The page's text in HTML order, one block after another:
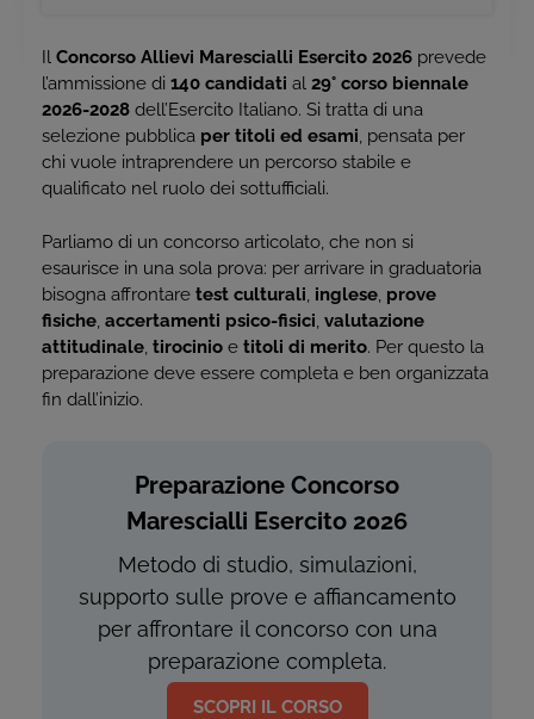
Il Concorso Allievi Marescialli Esercito 2026 prevede
l’ammissione di 140 candidati al 29° corso biennale
2026-2028 dell’Esercito Italiano. Si tratta di una
selezione pubblica per titoli ed esami, pensata per
chi vuole intraprendere un percorso stabile e
qualificato nel ruolo dei sottufficiali.
Parliamo di un concorso articolato, che non si
esaurisce in una sola prova: per arrivare in graduatoria
bisogna affrontare test culturali, inglese, prove
fisiche, accertamenti psico-fisici, valutazione
attitudinale, tirocinio e titoli di merito. Per questo la
preparazione deve essere completa e ben organizzata
fin dall’inizio.
Preparazione Concorso
Marescialli Esercito 2026
Metodo di studio, simulazioni,
supporto sulle prove e affiancamento
per affrontare il concorso con una
preparazione completa.
SCOPRI IL CORSO